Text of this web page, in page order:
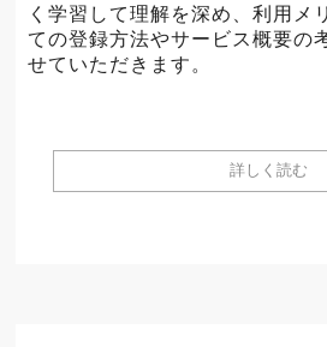
く学習して理解を深め、利用メ
ての登録方法やサービス概要の
せていただきます。
詳しく読む